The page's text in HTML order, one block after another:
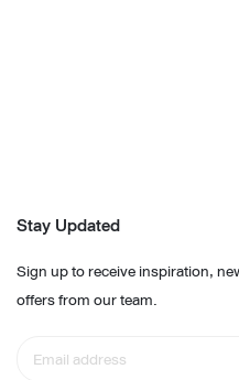
Stay Updated
Sign up to receive inspiration,
offers from our team.